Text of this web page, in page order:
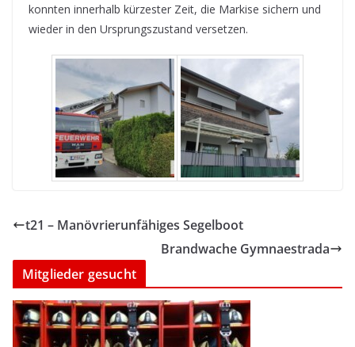
konnten innerhalb kürzester Zeit, die Markise sichern und
wieder in den Ursprungszustand versetzen.
t21 – Manövrierunfähiges Segelboot
Brandwache Gymnaestrada
Mitglieder gesucht